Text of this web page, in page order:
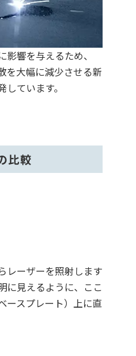
響を与えるため、
を大幅に減少させる新
ています。
比較
レーザーを照射します
に見えるように、ここ
ースプレート）上に直